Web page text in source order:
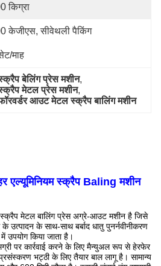
किग्रा
केजीएस, सीवेथली पैकिंग
माह
बेलिंग प्रेस मशीन,
मेटल प्रेस मशीन,
आउट मेटल स्क्रैप बालिंग मशीन
एल्यूमिनियम स्क्रैप Baling मशीन
मेटल बालिंग प्रेस अग्रे-आउट मशीन है जिसे
के साथ-साथ बर्बाद धातु पुनर्नवीनीकरण
उपयोग किया जाता है।
पर कार्रवाई करने के लिए मैन्युअल रूप से हेरफेर
भट्ठी के लिए तैयार बाल लागू है। सामान्य